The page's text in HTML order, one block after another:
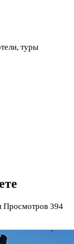
туры
Просмотров 394